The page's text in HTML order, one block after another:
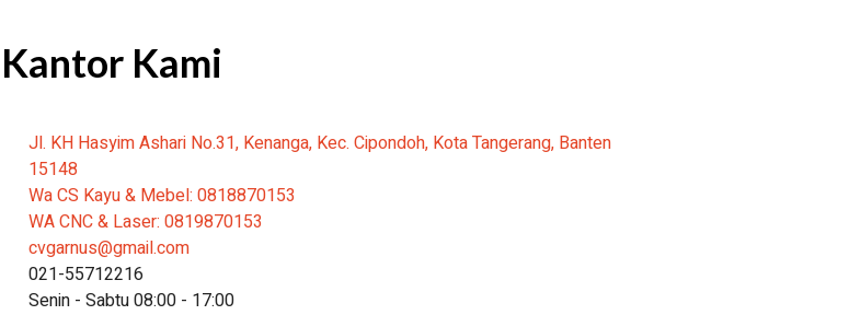
Kantor Kami
Jl. KH Hasyim Ashari No.31, Kenanga, Kec. Cipondoh, Kota Tangerang, Banten
15148
Wa CS Kayu & Mebel: 0818870153
WA CNC & Laser: 0819870153
cvgarnus@gmail.com
021-55712216
Senin - Sabtu 08:00 - 17:00